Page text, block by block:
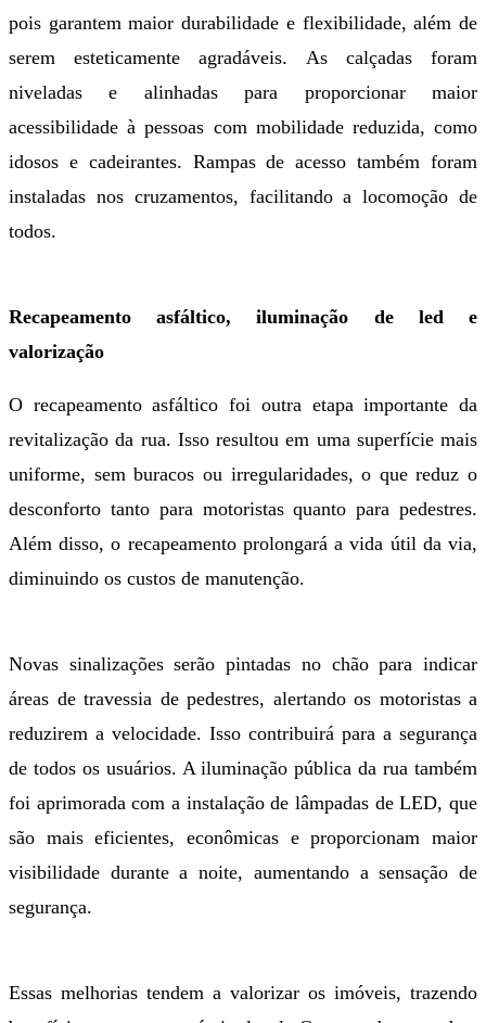
pois garantem maior durabilidade e flexibilidade, além de
serem esteticamente agradáveis. As calçadas foram
niveladas e alinhadas para proporcionar maior
acessibilidade à pessoas com mobilidade reduzida, como
idosos e cadeirantes. Rampas de acesso também foram
instaladas nos cruzamentos, facilitando a locomoção de
todos.
Recapeamento asfáltico, iluminação de led e
valorização
O recapeamento asfáltico foi outra etapa importante da
revitalização da rua. Isso resultou em uma superfície mais
uniforme, sem buracos ou irregularidades, o que reduz o
desconforto tanto para motoristas quanto para pedestres.
Além disso, o recapeamento prolongará a vida útil da via,
diminuindo os custos de manutenção.
Novas sinalizações serão pintadas no chão para indicar
áreas de travessia de pedestres, alertando os motoristas a
reduzirem a velocidade. Isso contribuirá para a segurança
de todos os usuários. A iluminação pública da rua também
foi aprimorada com a instalação de lâmpadas de LED, que
são mais eficientes, econômicas e proporcionam maior
visibilidade durante a noite, aumentando a sensação de
segurança.
Essas melhorias tendem a valorizar os imóveis, trazendo